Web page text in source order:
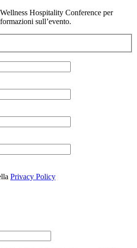
Hospitality Conference per
sull’evento.
Privacy Policy